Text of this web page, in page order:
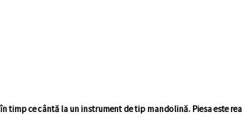
ce cântă la un instrument de tip mandolină. Piesa este